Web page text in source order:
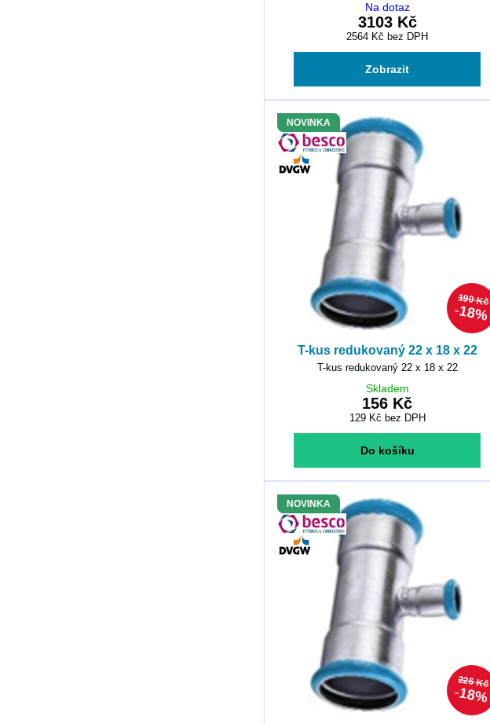
Na dotaz
3103 Kč
2564 Kč bez DPH
Zobrazit
190 Kč
18%
NOVINKA
T-kus redukovaný 22 x 18 x 22
T-kus redukovaný 22 x 18 x 22
Skladem
156 Kč
129 Kč bez DPH
Do košíku
226 Kč
18%
NOVINKA